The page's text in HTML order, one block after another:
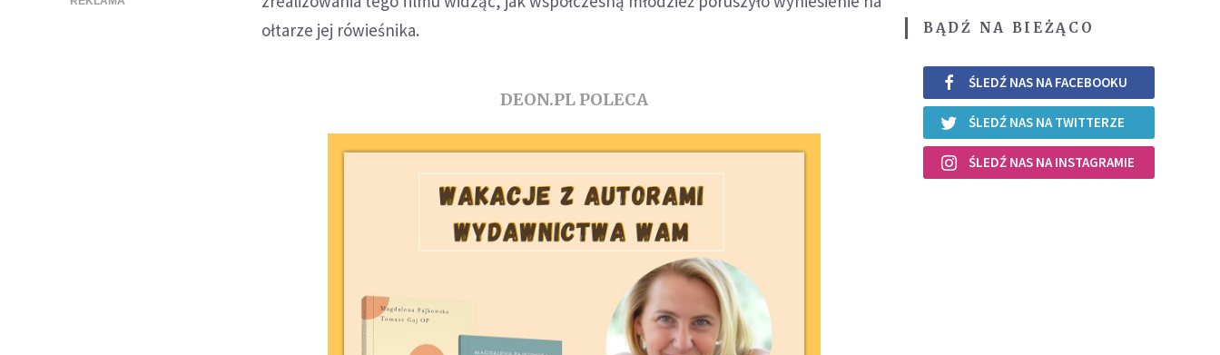
ołtarze jej rówieśnika.
DEON.PL POLECA
BĄDŹ NA BIEŻĄCO
ŚLEDŹ NAS NA FACEBOOKU
ŚLEDŹ NAS NA TWITTERZE
ŚLEDŹ NAS NA INSTAGRAMIE